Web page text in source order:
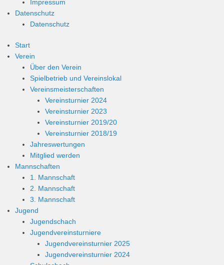
Impressum
Datenschutz
Datenschutz
Start
Verein
Über den Verein
Spielbetrieb und Vereinslokal
Vereinsmeisterschaften
Vereinsturnier 2024
Vereinsturnier 2023
Vereinsturnier 2019/20
Vereinsturnier 2018/19
Jahreswertungen
Mitglied werden
Mannschaften
1. Mannschaft
2. Mannschaft
3. Mannschaft
Jugend
Jugendschach
Jugendvereinsturniere
Jugendvereinsturnier 2025
Jugendvereinsturnier 2024